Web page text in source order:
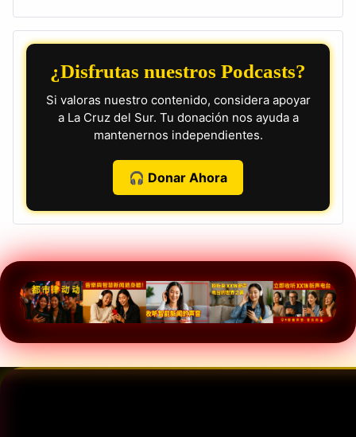
¿Disfrutas nuestros Podcasts?
Si valoras nuestro contenido, considera apoyar
a La Cruz del Sur. Tu donación nos ayuda a
mantenernos independientes.
🎧 Donar Ahora